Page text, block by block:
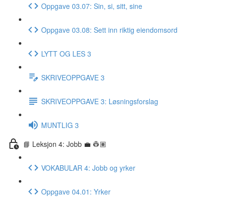
Oppgave 03.07: Sin, si, sitt, sine
Oppgave 03.08: Sett inn riktig eiendomsord
LYTT OG LES 3
SKRIVEOPPGAVE 3
SKRIVEOPPGAVE 3: Løsningsforslag
MUNTLIG 3
📘 Leksjon 4: Jobb 💼 👷🏽
VOKABULAR 4: Jobb og yrker
Oppgave 04.01: Yrker